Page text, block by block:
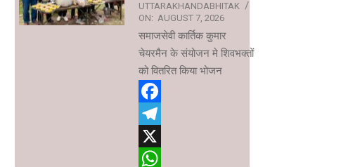
UTTARAKHANDABHITAK
ON: AUGUST 7, 2026
समाजसेवी कार्तिक कुमार
चेयरमैन के संयोजन मे शिवभक्तों
को वितरित किया भोजन
Facebook
Telegram
X